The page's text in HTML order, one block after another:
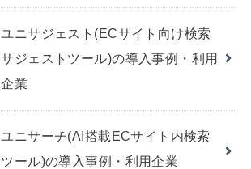
ユニサジェスト(ECサイト向け検索
サジェストツール)の導入事例・利用
企業
ユニサーチ(AI搭載ECサイト内検索
ツール)の導入事例・利用企業